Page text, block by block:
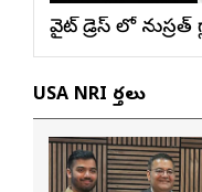
వైట్ డ్రెస్ లో నుస్ర‌త్
USA NRI వార్తలు